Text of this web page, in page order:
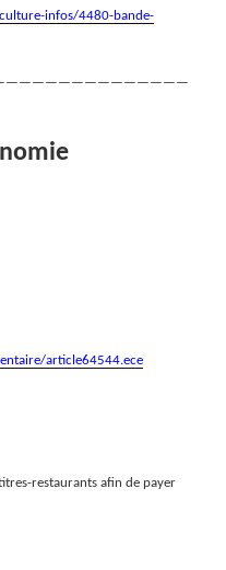
infos/4480-bande-
article64544.ece
restaurants afin de payer